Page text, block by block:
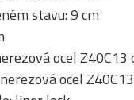
stavu: 9 cm
ocel Z40C13
ocel